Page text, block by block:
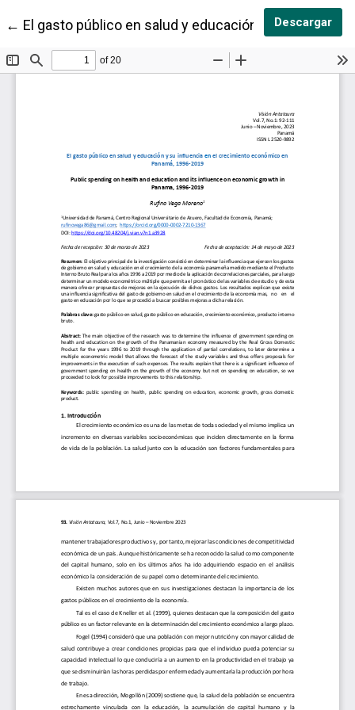
← Volver a los detalles del artículo
El gasto público en salud y educación y suDescargar